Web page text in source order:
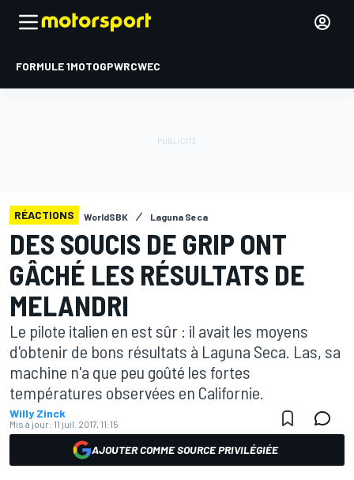
FORMULE 1MOTOGPWRCWEC
RÉACTIONS WorldSBK Laguna Seca
DES SOUCIS DE GRIP ONT
GÂCHÉ LES RÉSULTATS DE
MELANDRI
Le pilote italien en est sûr : il avait les moyens
d'obtenir de bons résultats à Laguna Seca. Las, sa
machine n'a que peu goûté les fortes
températures observées en Californie.
Willy Zinck
Mis à jour: 11 juil. 2017, 11:15
AJOUTER COMME SOURCE PRIVILÉGIÉE